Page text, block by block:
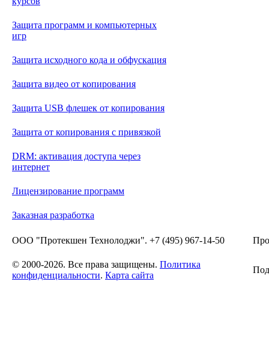
Защита программ и компьютерных
игр
Защита исходного кода и обфускация
Защита видео от копирования
Защита USB флешек от копирования
Защита от копирования с привязкой
DRM: активация доступа через
интернет
Лицензирование программ
Заказная разработка
ООО "Протекшен Технолоджи". +7 (495) 967-14-50
© 2000-2026. Все права защищены. Политика
конфиденциальности. Карта сайта